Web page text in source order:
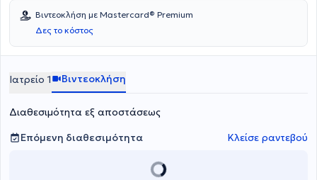
δερματοσκόπηση σπίλων και μελανώματος, καθώς και στην
δερματοχειρουργική. Αποτελεί επιστημονικό συνεργάτη σε ιδιωτικά
πολυϊατρεία και διαγνωστικά κέντρα στην Αθήνα. Διαθέτει
ιδιαίτερη εμπειρία στην αντιμετώπιση τριχόπτωσης, ρυτίδων,
αφαίρεσης σπίλων - όγκων, peeling, μεσοθεραπειών. Τέλος
αποτελεί μέλος επιστημονικών συλλόγων, όπως της Ελληνικής
άλλων.
Βιντεοκλήση με Mastercard® Premium
Δες το κόστος
Ιατρείο 1 Βιντεοκλήση
Διαθεσιμότητα εξ αποστάσεως
Επόμενη διαθεσιμότητα
Κλείσε ραντεβού